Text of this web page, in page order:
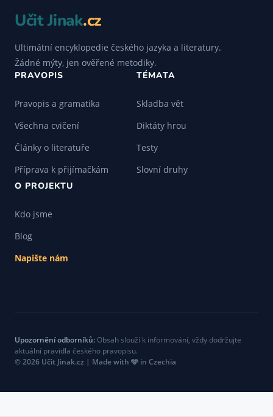
Učit Jinak.cz
Ultimátní encyklopedie českého jazyka a literatury.
Žádné mýty, jen ověřené metodiky.
PRAVOPIS
Pravopis a gramatika
Všechna cvičení
Články o literatuře
Příprava k přijímačkám
TÉMATA
Skladba vět
Diktáty hrou
Testy
Slovní druhy
O PROJEKTU
Kdo jsme
Blog
Napište nám
Upozornění odborníků:Obsah slouží k informování, vždy dodržujte
aktuální pravidla českého pravopisu.
© 2026 Učit Jinak.cz | Made with 🩵 in Czechia